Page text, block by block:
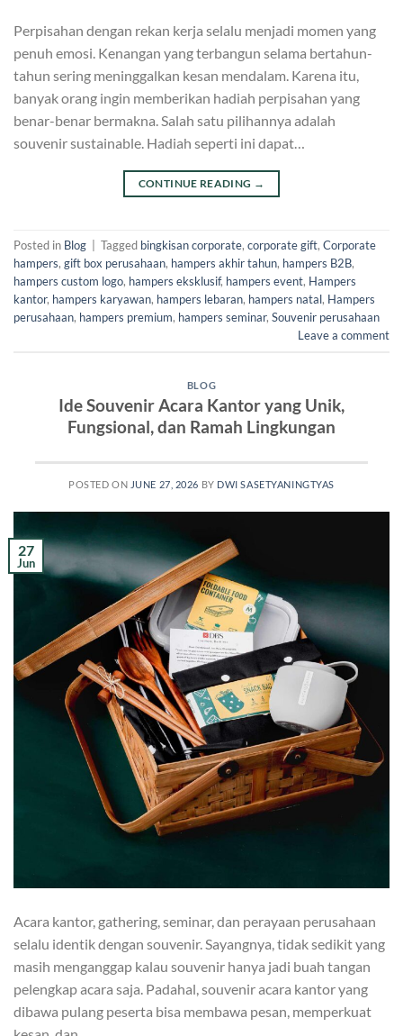
Perpisahan dengan rekan kerja selalu menjadi momen yang
penuh emosi. Kenangan yang terbangun selama bertahun-
tahun sering meninggalkan kesan mendalam. Karena itu,
banyak orang ingin memberikan hadiah perpisahan yang
benar-benar bermakna. Salah satu pilihannya adalah
souvenir sustainable. Hadiah seperti ini dapat…
CONTINUE READING →
Posted in Blog Tagged bingkisan corporate, corporate gift, Corporate
hampers, gift box perusahaan, hampers akhir tahun, hampers B2B,
hampers custom logo, hampers eksklusif, hampers event, Hampers
kantor, hampers karyawan, hampers lebaran, hampers natal, Hampers
perusahaan, hampers premium, hampers seminar, Souvenir perusahaan
Leave a comment
BLOG
Ide Souvenir Acara Kantor yang Unik,
Fungsional, dan Ramah Lingkungan
POSTED ON JUNE 27, 2026 BY DWI SASETYANINGTYAS
27
Jun
Acara kantor, gathering, seminar, dan perayaan perusahaan
selalu identik dengan souvenir. Sayangnya, tidak sedikit yang
masih menganggap kalau souvenir hanya jadi buah tangan
pelengkap acara saja. Padahal, souvenir acara kantor yang
dibawa pulang peserta bisa membawa pesan, memperkuat